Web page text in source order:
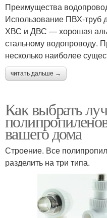
Преимущества
Использование ПВХ-труб
ХВС и ДВС — хорошая
стальному водопроводу.
несколько наиболее
читать дальше →
Как выбрать
вашего дома
Строение. Все
разделить на три типа.